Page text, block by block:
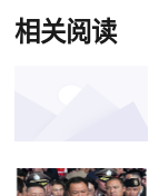
相关阅读